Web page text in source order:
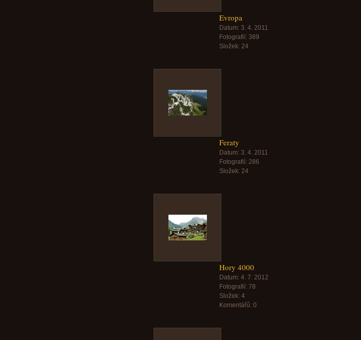
Evropa
Datum: 3. 4. 2011
Fotografií: 389
Složek: 24
Feraty
Datum: 3. 4. 2011
Fotografií: 286
Složek: 24
Hory 4000
Datum: 4. 7. 2012
Fotografií: 78
Složek: 4
Komentářů: 0